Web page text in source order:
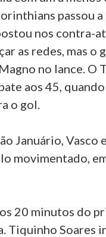
passou
nos contra-
as redes, mas
no lance. O
aos 45,
o gol.
Januário, Vasco
movimentado,
20 minutos do
Tiquinho Soares